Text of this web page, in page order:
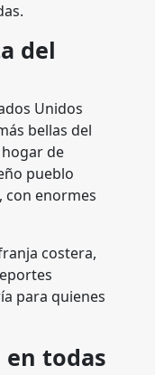
del
Unidos
bellas del
hogar de
pueblo
con enormes
costera,
para quienes
en todas